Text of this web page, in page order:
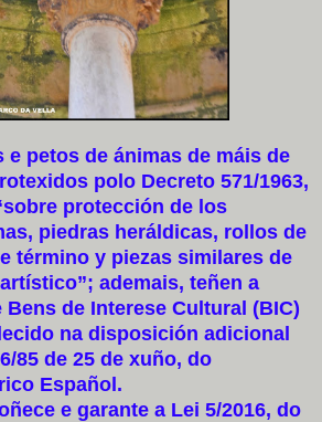
de ánimas de máis de
polo Decreto 571/1963,
protección de los
piedras heráldicas, rollos de
término y piezas similares de
ademais, teñen a
de Interese Cultural (BIC)
na disposición adicional
85 de 25 de xuño, do
Español.
e garante a Lei 5/2016, do